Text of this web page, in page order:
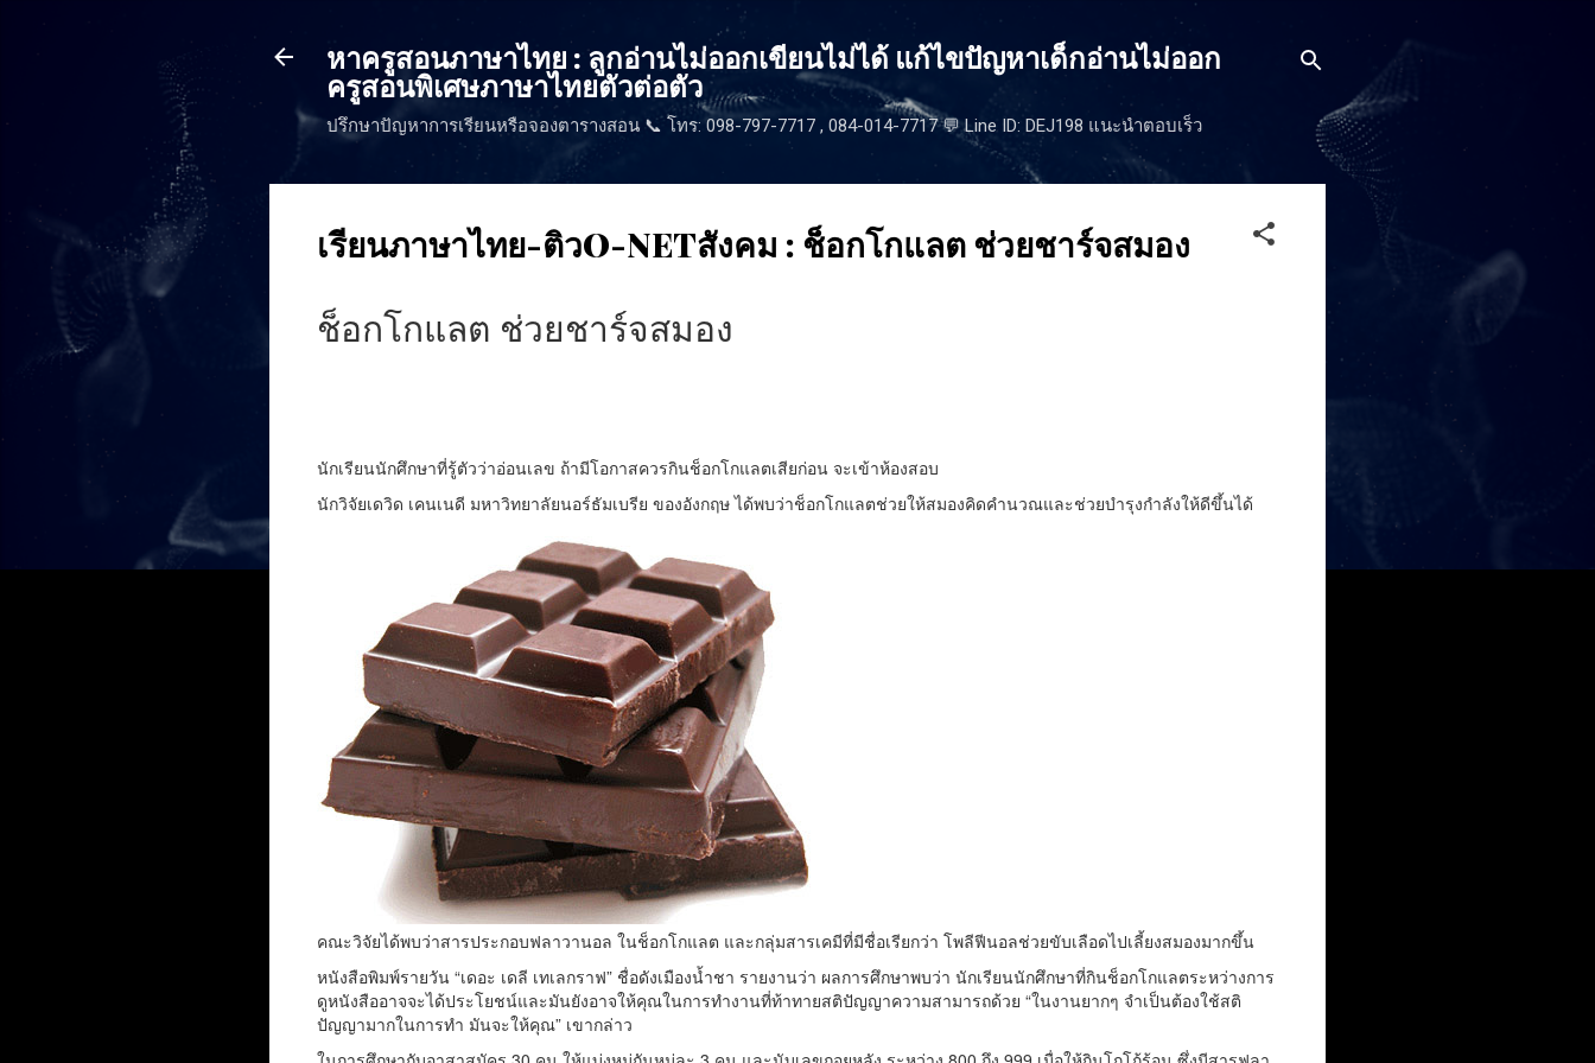
ข้ามไปที่เนื้อหาหลัก
หาครูสอนภาษาไทย : ลูกอ่านไม่ออกเขียนไม่ได้ แก้ไขปัญหาเด็กอ่านไม่ออก
ครูสอนพิเศษภาษาไทยตัวต่อตัว
ปรึกษาปัญหาการเรียนหรือจองตารางสอน 📞 โทร: 098-797-7717 , 084-014-7717 💬 Line ID: DEJ198 แนะนำตอบเร็ว
เรียนภาษาไทย-ติวO-NETสังคม : ช็อกโกแลต ช่วยชาร์จสมอง
ช็อกโกแลต ช่วยชาร์จสมอง
นักเรียนนักศึกษาที่รู้ตัวว่าอ่อนเลข ถ้ามีโอกาสควรกินช็อกโกแลตเสียก่อน จะเข้าห้องสอบ
นักวิจัยเดวิด เคนเนดี มหาวิทยาลัยนอร์ธัมเบรีย ของอังกฤษ ได้พบว่าช็อกโกแลตช่วยให้สมองคิดคำนวณและช่วยบำรุงกำลังให้ดีขึ้นได้
คณะวิจัยได้พบว่าสารประกอบฟลาวานอล ในช็อกโกแลต และกลุ่มสารเคมีที่มีชื่อเรียกว่า โพลีฟีนอลช่วยขับเลือดไปเลี้ยงสมองมากขึ้น
หนังสือพิมพ์รายวัน “เดอะ เดลี เทเลกราฟ” ชื่อดังเมืองน้ำชา รายงานว่า ผลการศึกษาพบว่า นักเรียนนักศึกษาที่กินช็อกโกแลตระหว่างการ
ดูหนังสืออาจจะได้ประโยชน์และมันยังอาจให้คุณในการทำงานที่ท้าทายสติปัญญาความสามารถด้วย “ในงานยากๆ จำเป็นต้องใช้สติ
ปัญญามากในการทำ มันจะให้คุณ” เขากล่าว